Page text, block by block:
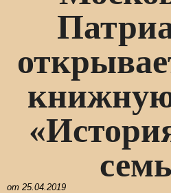
от 25.04.2019